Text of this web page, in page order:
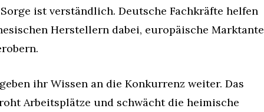
ist verständlich. Deutsche Fachkräfte helfen
Herstellern dabei, europäische
ihr Wissen an die Konkurrenz weiter. Das
Arbeitsplätze und schwächt die heimische